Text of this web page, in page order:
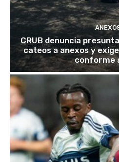
CRUB denuncia
cateos a anexos y
conforme